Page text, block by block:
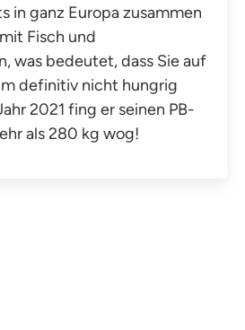
in ganz Europa zusammen
Fisch und
was bedeutet, dass Sie auf
definitiv nicht hungrig
2021 fing er seinen PB-
als 280 kg wog!